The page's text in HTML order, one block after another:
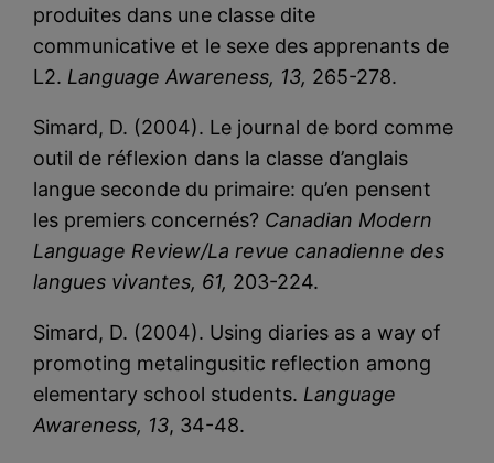
produites dans une classe dite
communicative et le sexe des apprenants de
L2. Language Awareness, 13, 265-278.
Simard, D. (2004). Le journal de bord comme
outil de réflexion dans la classe d’anglais
langue seconde du primaire: qu’en pensent
les premiers concernés? Canadian Modern
Language Review/La revue canadienne des
langues vivantes, 61, 203-224.
Simard, D. (2004). Using diaries as a way of
promoting metalingusitic reflection among
elementary school students. Language
Awareness, 13, 34-48.